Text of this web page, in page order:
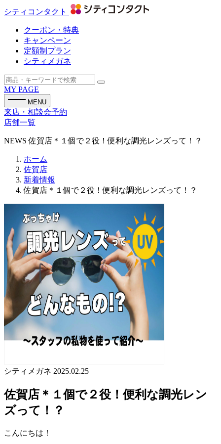
シティコンタクト
クーポン・特典
キャンペーン
定額制プラン
シティメガネ
MY PAGE
MENU
来店・相談会予約
店舗一覧
NEWS 佐賀店＊１個で２役！便利な調光レンズって！？
ホーム
佐賀店
新着情報
佐賀店＊１個で２役！便利な調光レンズって！？
シティメガネ 2025.02.25
佐賀店＊１個で２役！便利な調光レン
ズって！？
こんにちは！